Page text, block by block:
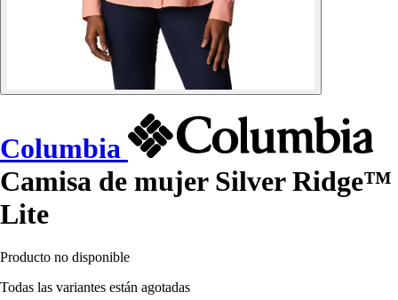
Columbia
Camisa de mujer Silver Ridge™
Lite
Producto no disponible
Todas las variantes están agotadas